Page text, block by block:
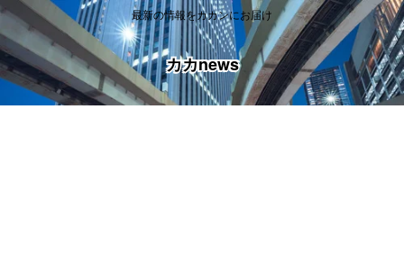
最新の情報をカカンにお届け
カカnews